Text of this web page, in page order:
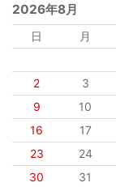
2026年8月
日 月
2
3
9
10
16
17
23
24
30
31